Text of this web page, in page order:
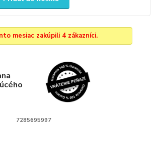
mesiac zakúpili 4 zákazníci.
7285695997